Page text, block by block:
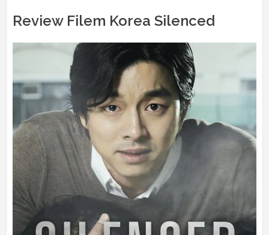
Review Filem Korea Silenced